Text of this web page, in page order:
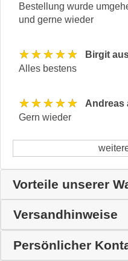
Bestellung wurde
und gerne wieder
★★★★★
Birgit
Alles bestens
★★★★★
Andreas
Gern wieder
Vorteile unserer
Versandhinweise
Persönlicher